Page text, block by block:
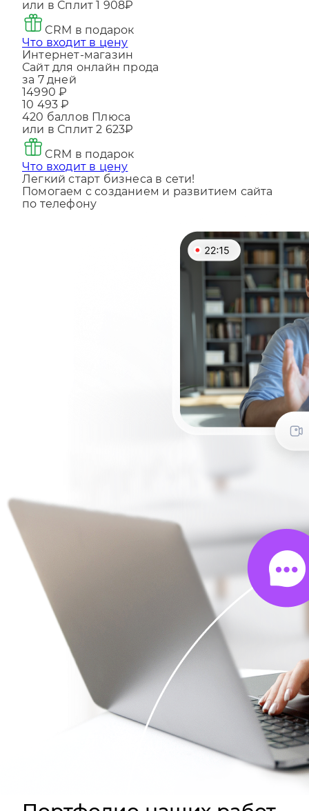
Что входит в цену
Интернет-магазин
Сайт для онлайн прода
за 7 дней
14990 ₽
10 493 ₽
420баллов Плюса
или в Сплит2 623₽
Что входит в цену
Легкий старт бизнеса в сети!
Помогаем с созданием и развитием сайта
по телефону
Портфолио наших работ